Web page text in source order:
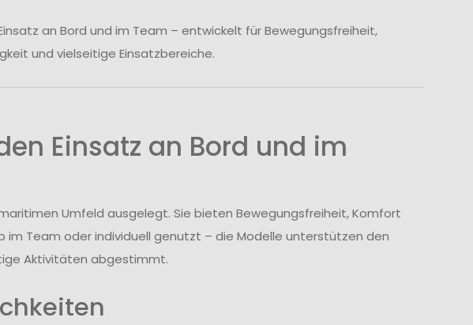
an Bord und im Team – entwickelt für Bewegungsfreiheit,
und vielseitige Einsatzbereiche.
Einsatz an Bord und im
Umfeld ausgelegt. Sie bieten Bewegungsfreiheit, Komfort
im Team oder individuell genutzt – die Modelle unterstützen den
Aktivitäten abgestimmt.